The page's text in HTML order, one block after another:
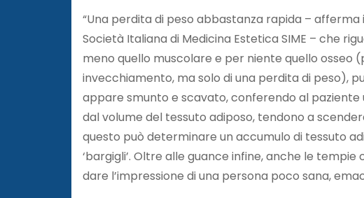
“Una perdita di peso abbastanza rapida – afferma
Società Italiana di Medicina Estetica SIME – che
meno quello muscolare e per niente quello osseo
invecchiamento, ma solo di una perdita di peso),
appare smunto e scavato, conferendo al paziente
dal volume del tessuto adiposo, tendono a
questo può determinare un accumulo di tessuto
‘bargigli’. Oltre alle guance infine, anche le
dare l’impressione di una persona poco sana,